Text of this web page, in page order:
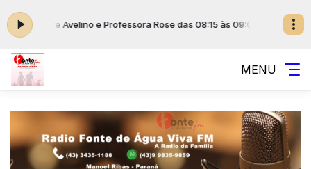
Padre Avelino e Professora Rose das 08:15 às 09:00Uma Luz
MENU